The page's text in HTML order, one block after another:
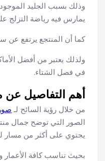
وذلك بسبب الجليد
يمارس فيه رياضة التزلج
كما أن المنتجع يرتفع عن سطح
ولذلك يعتبر من أفضل
في فصل الشتاء.
أهم التفاصيل عن
من خلال رؤية السائح لـ
الصور التي توضح جمال
يحتوي على أكثر من مسار
بحيث تناسب كافة الأعمار